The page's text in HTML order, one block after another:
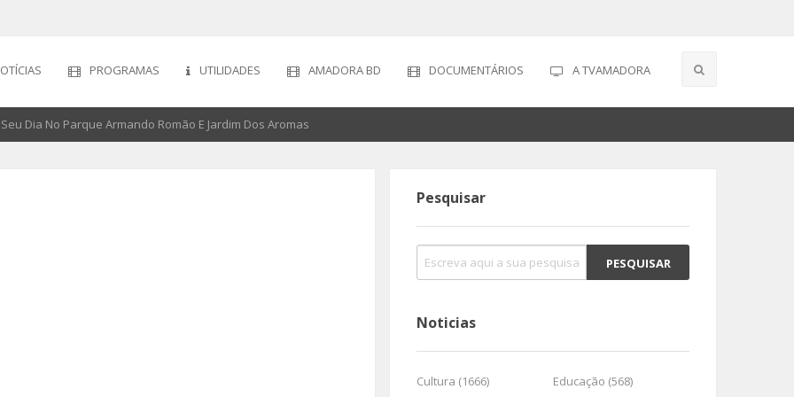
PROGRAMAS UTILIDADES AMADORA BD DOCUMENTÁRIOS A TVAMADORA
Dia No Parque Armando Romão E Jardim Dos Aromas
Pesquisar
Noticias
Cultura (1666)
Educação (568)